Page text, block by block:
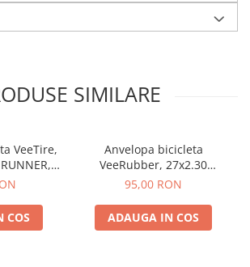
SIMILARE
VeeTire,
CC
COS
Anvelopa bicicleta
VeeRubber, 27x2.30
ROSWELL, VRB-345, 27TPI,
Made in Thailanda
95,00 RON
ADAUGA IN COS